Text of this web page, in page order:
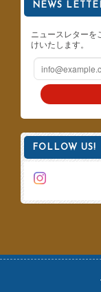
NEWS
ニュースレターを
けいたします。
FOLLOW US!